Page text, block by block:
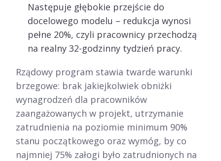
Następuje głębokie przejście do
docelowego modelu – redukcja wynosi
pełne 20%, czyli pracownicy przechodzą
na realny 32-godzinny tydzień pracy.
Rządowy program stawia twarde warunki
brzegowe: brak jakiejkolwiek obniżki
wynagrodzeń dla pracowników
zaangażowanych w projekt, utrzymanie
zatrudnienia na poziomie minimum 90%
stanu początkowego oraz wymóg, by co
najmniej 75% załogi było zatrudnionych na